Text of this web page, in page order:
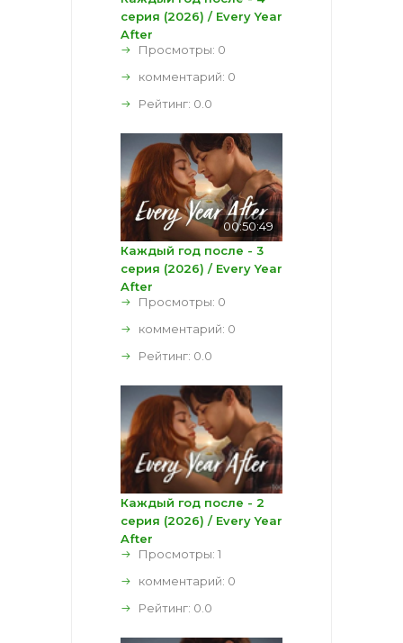
серия (2026) / Every Year
After
Просмотры: 0
комментарий: 0
Рейтинг: 0.0
00:50:49
Каждый год после - 3
серия (2026) / Every Year
After
Просмотры: 0
комментарий: 0
Рейтинг: 0.0
Каждый год после - 2
серия (2026) / Every Year
After
Просмотры: 1
комментарий: 0
Рейтинг: 0.0